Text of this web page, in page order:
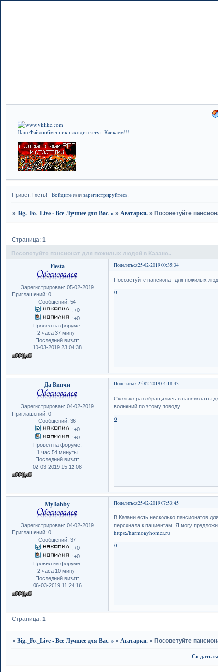
Наш Файлообменник находится тут-Кликаем!!!
Привет, Гость! Войдитеили зарегистрируйтесь.
»Big._Fo._Live - Все Лучшее для Вас. » »Аватарки. »Посоветуйте
Посоветуйте пансионат для пожилых людей в Казане..
Страница:1
Поделиться25-02-2019 00:35:34
Fiesta
Зарегистрирован: 05-02-2019
Приглашений: 0
Сообщений: 54
: +0
: +0
Провел на форуме:
2 часа 37 минут
Последний визит:
10-03-2019 23:04:38
Посоветуйте пансионат для пожилых
0
Поделиться25-02-2019 04:18:43
Да Винчи
Зарегистрирован: 04-02-2019
Приглашений: 0
Сообщений: 36
: +0
: +0
Провел на форуме:
1 час 54 минуты
Последний визит:
02-03-2019 15:12:08
Сколько раз обращались в пансионаты
волнений по этому поводу.
0
Поделиться25-02-2019 07:53:45
MyBabby
Зарегистрирован: 04-02-2019
Приглашений: 0
Сообщений: 37
: +0
: +0
Провел на форуме:
2 часа 10 минут
Последний визит:
06-03-2019 11:24:16
В Казани есть несколько пансионатов
персонала к пациентам. Я могу
https://harmonyhomes.ru
0
Страница:1
»Big._Fo._Live - Все Лучшее для Вас. » » Аватарки. »Посоветуйте
Создать